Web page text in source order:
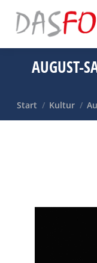
AUGUST-
Sie befinden
Start Kultur